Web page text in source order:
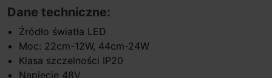
Dane techniczne:
Źródło światła LED
Moc: 22cm-12W, 44cm-24W
Klasa szczelności IP20
Napięcie 48V